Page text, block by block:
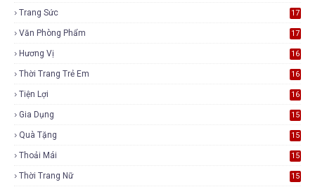
Trang Sức 17
Văn Phòng Phẩm 17
Hương Vị 16
Thời Trang Trẻ Em 16
Tiện Lợi 16
Gia Dụng 15
Quà Tặng 15
Thoải Mái 15
Thời Trang Nữ 15